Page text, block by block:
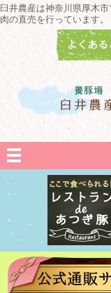
臼井農産は神奈川県厚木
肉の直売を行っています。